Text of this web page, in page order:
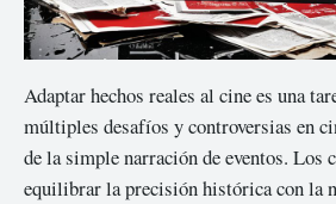
Adaptar hechos reales al cine es una
múltiples desafíos y controversias en
de la simple narración de eventos. Los
equilibrar la precisión histórica con la